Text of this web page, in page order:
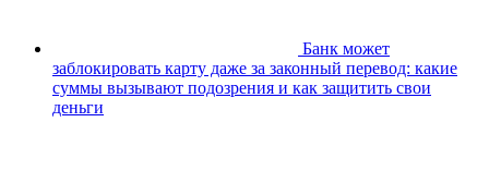
Банк может
заблокировать карту даже за законный перевод: какие
суммы вызывают подозрения и как защитить свои
деньги